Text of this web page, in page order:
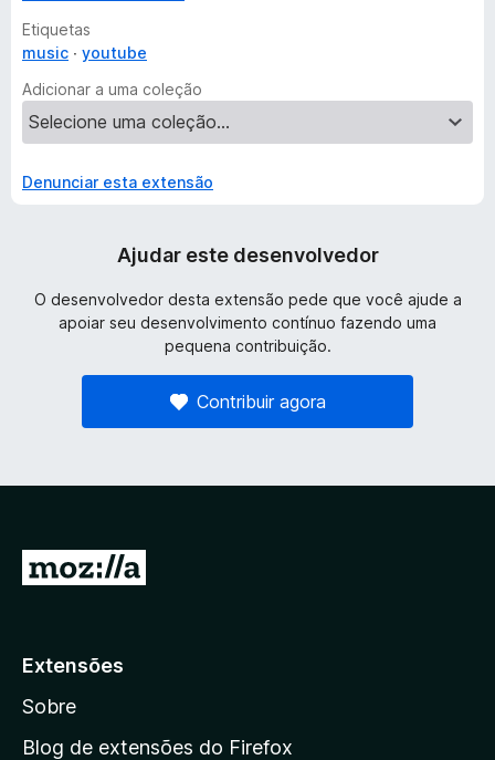
Etiquetas
music
youtube
Adicionar a uma coleção
Denunciar esta extensão
Ajudar este desenvolvedor
O desenvolvedor desta extensão pede que você ajude a
apoiar seu desenvolvimento contínuo fazendo uma
pequena contribuição.
Contribuir agora
a
a
a
Extensões
Sobre
Blog de extensões do Firefox